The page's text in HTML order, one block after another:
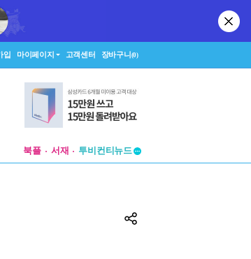
입 마이페이지 고객센터 장바구니(0)
북플 서재
투비컨티뉴드